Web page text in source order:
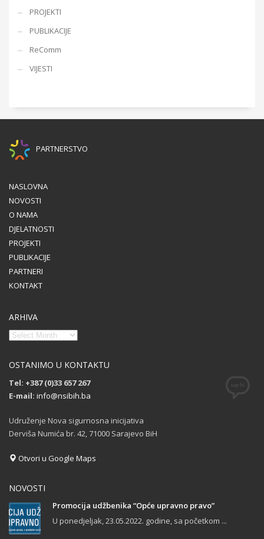
PROJEKTI
PUBLIKACIJE
ReComm
VIJESTI
PARTNERSTVO
NASLOVNA
NOVOSTI
O NAMA
DJELATNOSTI
PROJEKTI
PUBLIKACIJE
PARTNERI
KONTAKT
ARHIVA
OSTANIMO U KONTAKTU
Tel: +387 (0)33 657 267
E-mail: info@nsibih.ba
Udruženje Nova sigurnosna inicijativa
Derviša Numića br. 42, 71000 Sarajevo BiH
Otvori u Google Maps
NOVOSTI
Promocija udžbenika “Opće upravno pravo”
U ponedjeljak, 23.05.2022. godine, sa početkom ...